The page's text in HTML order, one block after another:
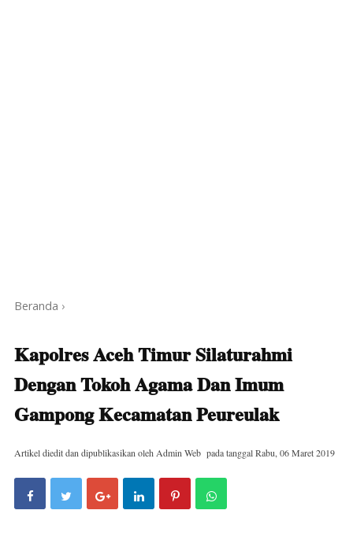
Beranda ›
Kapolres Aceh Timur Silaturahmi
Dengan Tokoh Agama Dan Imum
Gampong Kecamatan Peureulak
Artikel diedit dan dipublikasikan oleh Admin Web pada tanggalRabu, 06 Maret 2019